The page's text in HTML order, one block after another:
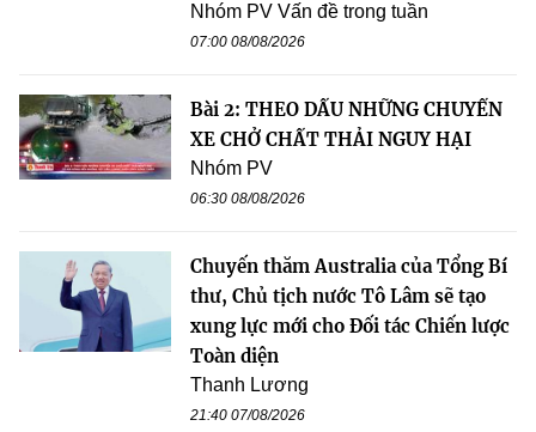
Nhóm PV Vấn đề trong tuần
07:00 08/08/2026
Bài 2: THEO DẤU NHỮNG CHUYẾN
XE CHỞ CHẤT THẢI NGUY HẠI
Nhóm PV
06:30 08/08/2026
Chuyến thăm Australia của Tổng Bí
thư, Chủ tịch nước Tô Lâm sẽ tạo
xung lực mới cho Đối tác Chiến lược
Toàn diện
Thanh Lương
21:40 07/08/2026